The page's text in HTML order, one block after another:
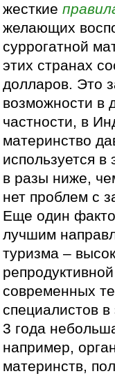
жесткие
желающих
суррогатной
этих странах
долларов. Это
возможности в
частности, в
материнство
используется в
в разы ниже,
нет проблем с
Еще один
лучшим
туризма –
современных
специалистов
3 года
например,
материнств,